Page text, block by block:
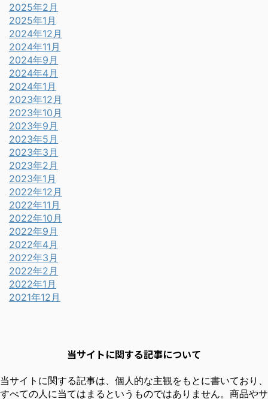
2025年2月
2025年1月
2024年12月
2024年11月
2024年9月
2024年4月
2024年1月
2023年12月
2023年10月
2023年9月
2023年5月
2023年3月
2023年2月
2023年1月
2022年12月
2022年11月
2022年10月
2022年9月
2022年4月
2022年3月
2022年2月
2022年1月
2021年12月
当サイトに関する記事について
当サイトに関する記事は、個人的な主観をもとに書いており、
すべての人に当てはまるというものではありません。商品やサ